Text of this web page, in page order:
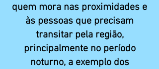
quem mora nas proximidades e
às pessoas que precisam
transitar pela região,
principalmente no período
noturno, a exemplo dos